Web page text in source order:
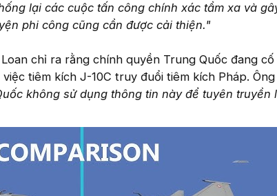
lại các cuộc tấn công chính xác tầm xa và
phi công cũng cần được cải thiện."
chỉ ra rằng chính quyền Trung Quốc đang
tiêm kích J-10C truy đuổi tiêm kích Pháp. Ông
không sử dụng thông tin này để tuyên truyền